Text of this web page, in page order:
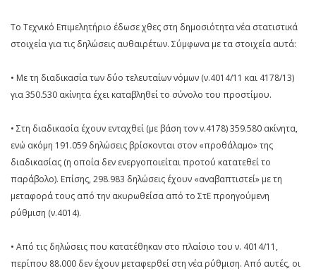
Το Τεχνικό Επιμελητήριο έδωσε χθες στη δημοσιότητα νέα στατιστικά
στοιχεία για τις δηλώσεις αυθαιρέτων. Σύμφωνα με τα στοιχεία αυτά:
• Με τη διαδικασία των δύο τελευταίων νόμων (ν.4014/11 και 4178/13)
για 350.530 ακίνητα έχει καταβληθεί το σύνολο του προστίμου.
• Στη διαδικασία έχουν ενταχθεί (με βάση τον ν.4178) 359.580 ακίνητα,
ενώ ακόμη 191.059 δηλώσεις βρίσκονται στον «προθάλαμο» της
διαδικασίας (η οποία δεν ενεργοποιείται προτού κατατεθεί το
παράβολο). Επίσης, 298.983 δηλώσεις έχουν «αναβαπτιστεί» με τη
μεταφορά τους από την ακυρωθείσα από το ΣτΕ προηγούμενη
ρύθμιση (ν.4014).
• Από τις δηλώσεις που κατατέθηκαν στο πλαίσιο του ν. 4014/11,
περίπου 88.000 δεν έχουν μεταφερθεί στη νέα ρύθμιση. Από αυτές, οι